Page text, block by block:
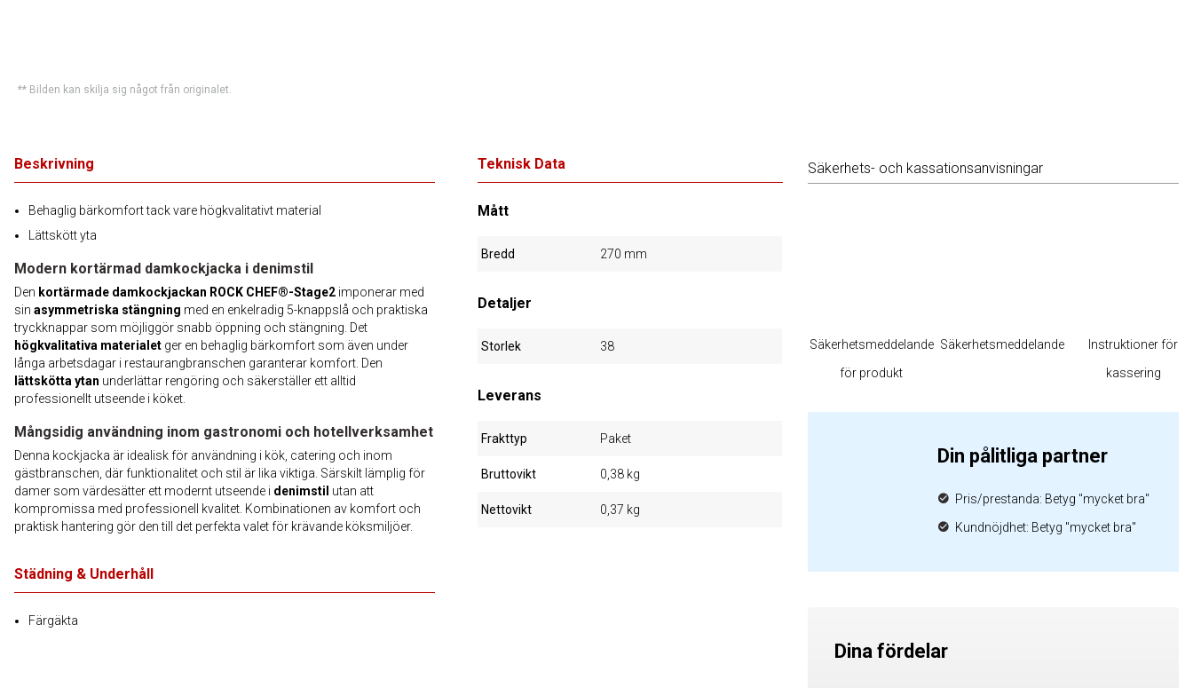
** Bilden kan skilja sig något från originalet.
Beskrivning
Behaglig bärkomfort tack vare högkvalitativt material
Lättskött yta
Modern kortärmad damkockjacka i denimstil
Den kortärmade damkockjackan ROCK CHEF®-Stage2 imponerar med
sin asymmetriska stängning med en enkelradig 5-knappslå och praktiska
tryckknappar som möjliggör snabb öppning och stängning. Det
högkvalitativa materialet ger en behaglig bärkomfort som även under
långa arbetsdagar i restaurangbranschen garanterar komfort. Den
lättskötta ytan underlättar rengöring och säkerställer ett alltid
professionellt utseende i köket.
Mångsidig användning inom gastronomi och hotellverksamhet
Denna kockjacka är idealisk för användning i kök, catering och inom
gästbranschen, där funktionalitet och stil är lika viktiga. Särskilt lämplig för
damer som värdesätter ett modernt utseende i denimstil utan att
kompromissa med professionell kvalitet. Kombinationen av komfort och
praktisk hantering gör den till det perfekta valet för krävande köksmiljöer.
Städning & Underhåll
Färgäkta
Teknisk Data
Mått
Bredd 270 mm
Detaljer
Storlek 38
Leverans
Frakttyp Paket
Bruttovikt 0,38 kg
Nettovikt 0,37 kg
Säkerhets- och kassationsanvisningar
Säkerhetsmeddelande
för produkt
Säkerhetsmeddelande
Instruktioner för
kassering
Din pålitliga partner
Pris/prestanda: Betyg "mycket bra"
Kundnöjdhet: Betyg "mycket bra"
Dina fördelar